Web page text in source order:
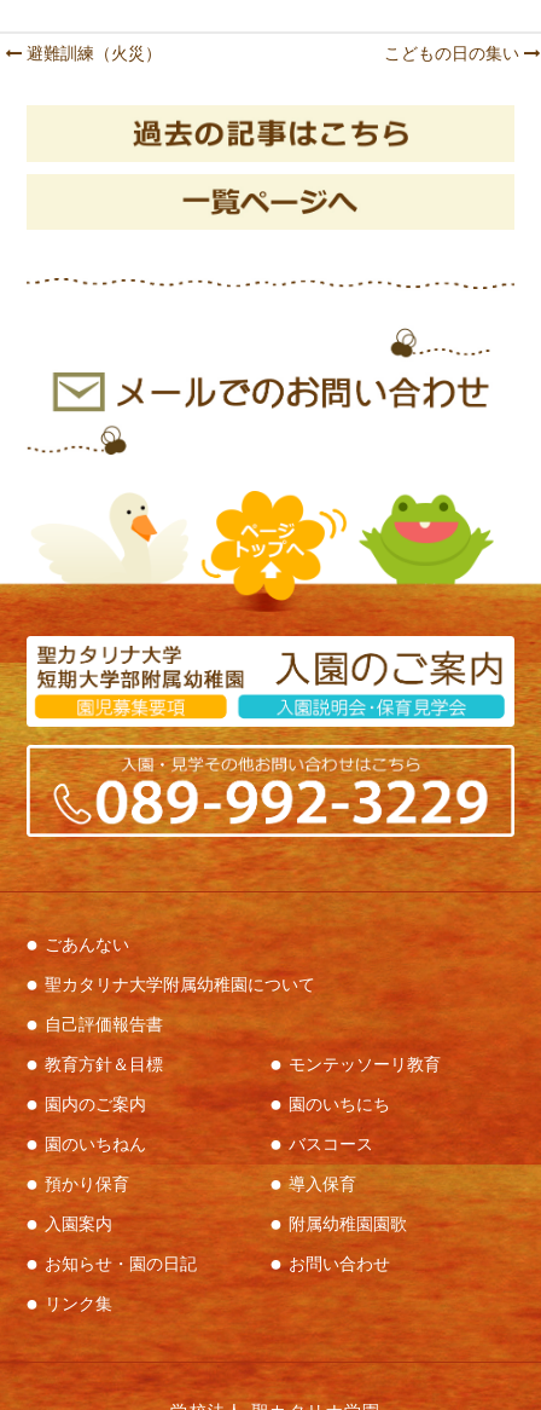
Post navigation
避難訓練（火災） こどもの日の集い
ごあんない
聖カタリナ大学附属幼稚園について
自己評価報告書
教育方針＆目標 モンテッソーリ教育
園内のご案内 園のいちにち
園のいちねん バスコース
預かり保育 導入保育
入園案内 附属幼稚園園歌
お知らせ・園の日記 お問い合わせ
リンク集